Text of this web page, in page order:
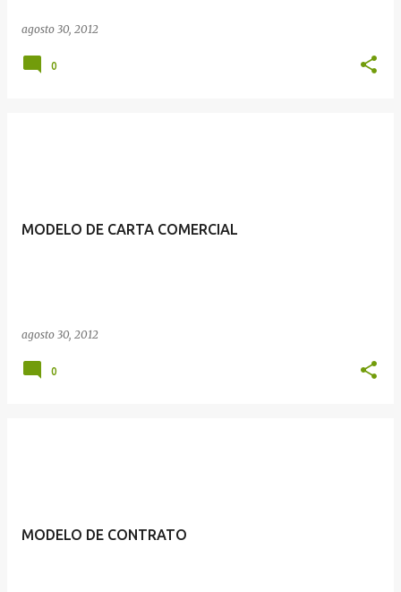
agosto 30, 2012
0
MODELO DE CARTA COMERCIAL
agosto 30, 2012
0
MODELO DE CONTRATO